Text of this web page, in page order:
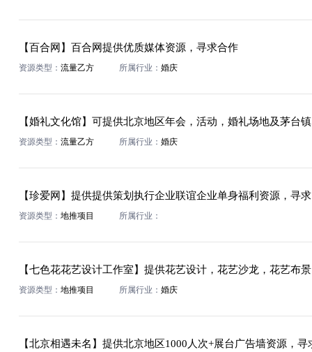
【百合网】百合网提供优质媒体资源，寻求合作
资源类型： 流量乙方 所属行业： 婚庆
【婚礼文化馆】可提供北京地区年会，活动，婚礼场地及茅台
资源类型： 流量乙方 所属行业： 婚庆
资源类型： 地推项目 所属行业：
【七色花花艺设计工作室】提供花艺设计，花艺沙龙，花艺布
资源类型： 地推项目 所属行业： 婚庆